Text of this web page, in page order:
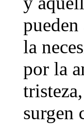
la
por la
surgen